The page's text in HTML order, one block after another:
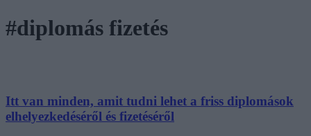
#diplomás fizetés
Itt van minden, amit tudni lehet a friss diplomások
elhelyezkedéséről és fizetéséről